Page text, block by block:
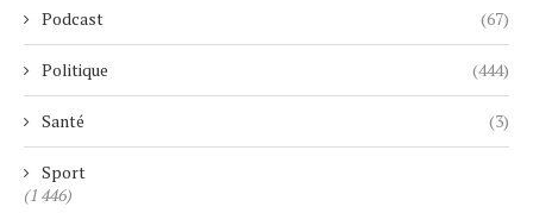
Podcast (67)
Politique (444)
Santé (3)
Sport
(1 446)